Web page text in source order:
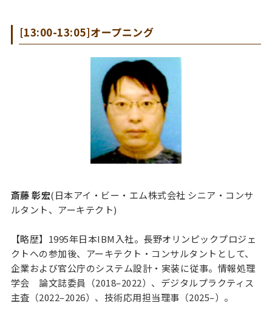
[13:00-13:05]オープニング
斎藤 彰宏(日本アイ・ビー・エム株式会社 シニア・コンサ
ルタント、アーキテクト)
【略歴】1995年日本IBM入社。長野オリンピックプロジェ
クトへの参加後、アーキテクト・コンサルタントとして、
企業および官公庁のシステム設計・実装に従事。情報処理
学会 論文誌委員（2018–2022）、デジタルプラクティス
主査（2022–2026）、技術応用担当理事（2025–）。